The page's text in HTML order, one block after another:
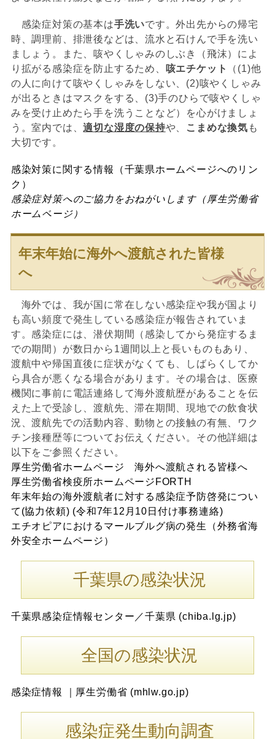
感染症対策の基本は手洗いです。外出先からの帰宅
時、調理前、排泄後などは、流水と石けんで手を洗い
ましょう。また、咳やくしゃみのしぶき（飛沫）によ
り拡がる感染症を防止するため、 咳エチケット
（(1)他
の人に向けて咳やくしゃみをしない、(2)咳やくしゃみ
が出るときはマスクをする、(3)手のひらで咳やくしゃ
みを受け止めたら手を洗うことなど）を心がけましょ
う。室内では、適切な湿度の保持や、 こまめな換気 も
大切です。
感染対策に関する情報（千葉県ホームページへのリン
ク）
感染症対策へのご協力をおねがいします（厚生労働省
ホームページ）
年末年始に海外へ渡航された皆様
へ
海外では、我が国に常在しない感染症や我が国より
も高い頻度で発生している感染症が報告されていま
す。感染症には、潜伏期間（感染してから発症するま
での期間）が数日から1週間以上と長いものもあり、
渡航中や帰国直後に症状がなくても、しばらくしてか
ら具合が悪くなる場合があります。その場合は、医療
機関に事前に電話連絡して海外渡航歴があることを伝
えた上で受診し、渡航先、滞在期間、現地での飲食状
況、渡航先での活動内容、動物との接触の有無、ワク
チン接種歴等についてお伝えください。その他詳細は
以下をご参照ください。
厚生労働省ホームページ 海外へ渡航される皆様へ
厚生労働省検疫所ホームページFORTH
年末年始の海外渡航者に対する感染症予防啓発につい
て(協力依頼) (令和7年12月10日付け事務連絡)
エチオピアにおけるマールブルグ病の発生（外務省海
外安全ホームページ）
千葉県の感染状況
千葉県感染症情報センター／千葉県 (chiba.lg.jp)
全国の感染状況
感染症情報 ｜厚生労働省 (mhlw.go.jp)
感染症発生動向調査